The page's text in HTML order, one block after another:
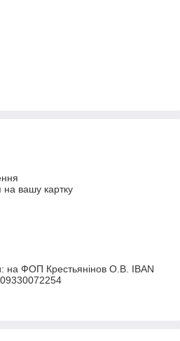
на вашу картку
на ФОП Крестьянінов О.В. IBAN